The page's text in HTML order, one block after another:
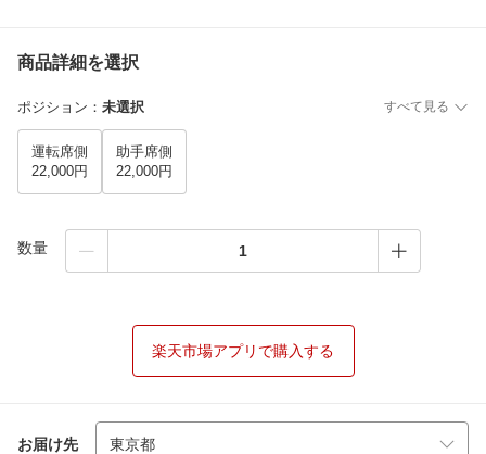
商品詳細を選択
ポジション ： 未選択 すべて見る
運転席側
22,000円
助手席側
22,000円
数量
楽天市場アプリで購入する
お届け先